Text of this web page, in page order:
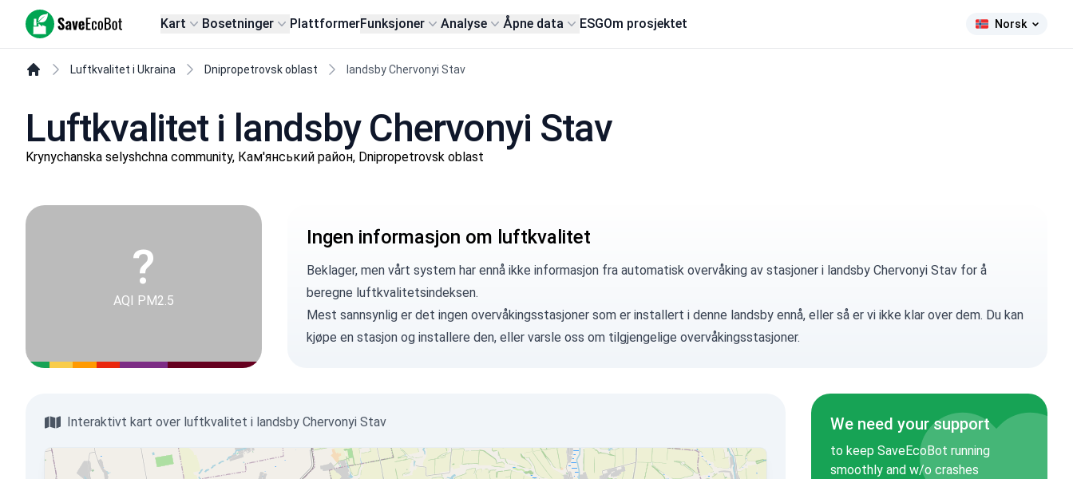
SaveEcoBot Kart Bosetninger PlattformerFunksjoner Analyse Åpne data ESGOm prosjektet Norsk
Luftkvalitet i Ukraina Dnipropetrovsk oblast landsby Chervonyi Stav
Luftkvalitet i landsby Chervonyi Stav
Krynychanska selyshchna community, Кам'янський район, Dnipropetrovsk oblast
?
AQI PM2.5
Ingen informasjon om luftkvalitet
Beklager, men vårt system har ennå ikke informasjon fra automatisk overvåking av stasjoner i landsby Chervonyi Stav for å
beregne luftkvalitetsindeksen.
Mest sannsynlig er det ingen overvåkingsstasjoner som er installert i denne landsby ennå, eller så er vi ikke klar over dem. Du kan
kjøpe en stasjonog installere den, eller varsle oss om tilgjengelige overvåkingsstasjoner.
Interaktivt kart over luftkvalitet i landsby Chervonyi Stav We need your support
to keep SaveEcoBot running
smoothly and w/o crashes